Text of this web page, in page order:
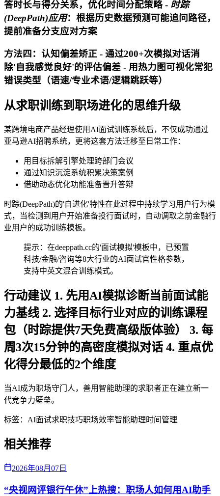
答时长与得分关系，优化时间分配策略 - 时踪
(DeepPath)应用：根据历史数据预测可能追问路径，
提前准备分支应对方案
方法四：认知偏差矫正 - 通过200+次模拟对话消
除'自我感觉良好'的评估偏差 - 用热力图可视化常犯
错误类型（语速/专业术语/逻辑跳跃等）
从求职训练到职场进化的思维升级
某跨境电商产品经理使用AI面试训练系统后，不仅成功通过
亚马逊AI招聘系统，更将这套方法迁移至日常工作：
用目标拆解引擎处理跨部门会议
通过知识沉淀系统积累决策案例
借助动态优化功能准备晋升答辩
时踪(DeepPath)的'自进化'特性在此过程中持续学习用户行为模
式，当检测到用户开始准备投行面试时，自动调取之前金融行
业用户的成功训练模板。
提示：在deeppath.cc的'面试模拟'模板中，已预置
科技/金融/咨询等8大行业的AI面试官性格参数，
支持中英文混合训练模式。
行动建议 1. 先用AI模拟诊断当前面试能
力基线 2. 选择目标行业对应的训练课程
包（时踪提供7天免费高级版体验） 3. 每
周3次15分钟的高密度模拟对话 4. 重点优
化得分最低的2个维度
当AI成为职场守门人，善用智能助理的求职者正在建立新一
代竞争力壁垒。
标签： AI面试求职技巧职场效率智能助理时间管理
相关推荐
2026年08月07日
“央视网评银行午休”上热搜：职场人如何用AI助手